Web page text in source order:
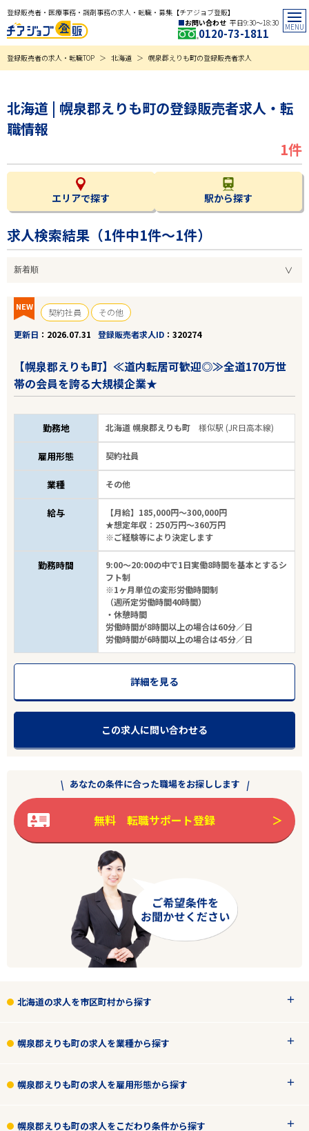
登録販売者・医療事務・調剤事務の求人・転職・募集【チアジョブ登販】
お問い合わせ 平日9:30〜18:30
0120-73-1811
登録販売者の求人・転職TOP 北海道 幌泉郡えりも町の登録販売者求人
北海道 | 幌泉郡えりも町の登録販売者求人・転
職情報
1件
エリアで探す 駅から探す
エリアで探す
幌泉郡えりも町
業種
求人検索結果（1件中1件～1件）
NEW 契約社員
その他
更新日
2026.07.31 登録販売者求人ID 320274
【幌泉郡えりも町】≪道内転居可歓迎◎≫全道170万世
帯の会員を誇る大規模企業★
勤務地 北海道 幌泉郡えりも町様似駅 (JR日高本線)
雇用形態 契約社員
業種 その他
給与
【月給】185,000円～300,000円
★想定年収：250万円～360万円
※ご経験等により決定します
勤務時間
9:00～20:00の中で1日実働8時間を基本とするシ
フト制
※1ヶ月単位の変形労働時間制
（週所定労働時間40時間）
・休憩時間
労働時間が8時間以上の場合は60分／日
労働時間が6時間以上の場合は45分／日
詳細を見る
この求人に問い合わせる
あなたの条件に合った職場をお探しします
無料 転職サポート登録
北海道の求人を市区町村から探す
幌泉郡えりも町の求人を業種から探す
幌泉郡えりも町の求人を雇用形態から探す
幌泉郡えりも町の求人をこだわり条件から探す